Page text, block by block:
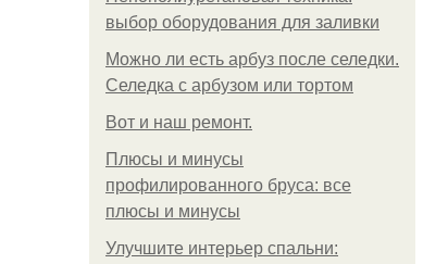
выбор оборудования для заливки
Можно ли есть арбуз после селедки.
Селедка с арбузом или тортом
Boт и наш ремoнт.
Плюсы и минусы
профилированного бруса: все
плюсы и минусы
Улучшите интерьер спальни: